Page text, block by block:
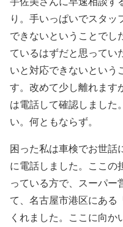
り。手いっぱいでスタッ
できないということでし
ているはずだと思ってい
いと対応できないという
す。改めて少し離れます
は電話して確認しました
い。何ともならず。
困った私は車検でお世話
に電話しました。ここの
っている方で、スーパー
て、名古屋市港区にある
くれました。ここに向か